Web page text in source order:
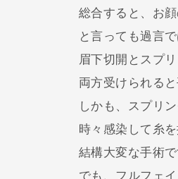
総合すると、お
と言っても過言
眉下切開とスプ
両方受けられる
しかも、スプリ
時々感染して糸
結構大変な手術で
でも、フルフェ